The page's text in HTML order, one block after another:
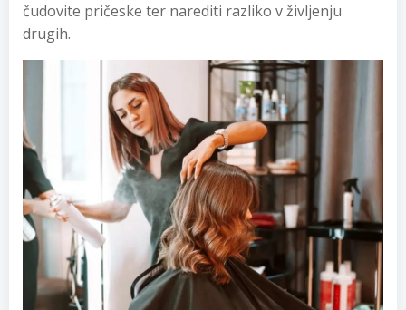
čudovite pričeske ter narediti razliko v življenju
drugih.